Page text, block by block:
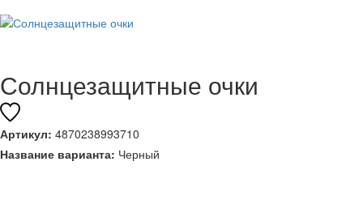
Солнцезащитные очки
Артикул: 4870238993710
Название варианта: Черный